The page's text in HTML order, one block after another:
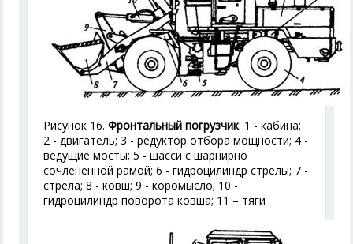
Рисунок 16.Фронтальный погрузчик: 1 - кабина;
2 - двигатель; 3 - редуктор отбора мощности; 4 -
ведущие мосты; 5 - шасси с шарнирно
сочлененной рамой; 6 - гидроцилиндр стрелы; 7 -
стрела; 8 - ковш; 9 - коромысло; 10 -
гидроцилиндр поворота ковша; 11 – тяги